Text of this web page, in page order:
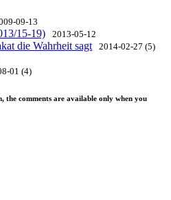
09-13
15-19) 2013-05-12
die Wahrheit sagt 2014-02-27 (5)
01 (4)
the comments are available only when you